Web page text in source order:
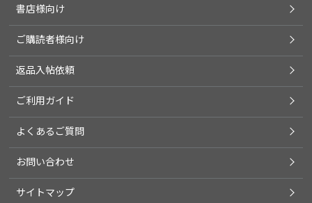
書店様向け
ご購読者様向け
返品入帖依頼
ご利用ガイド
よくあるご質問
お問い合わせ
サイトマップ